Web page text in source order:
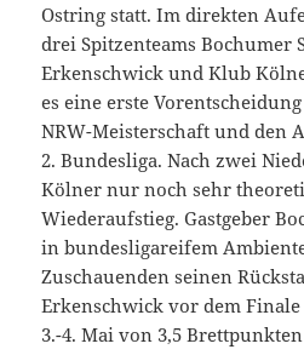
Ostring statt. Im direkten
drei Spitzenteams Bochumer
Erkenschwick und Klub
es eine erste
NRW-Meisterschaft und den
2. Bundesliga. Nach zwei
Kölner nur noch sehr
Wiederaufstieg. Gastgeber
in bundesligareifem
Zuschauenden seinen
Erkenschwick vor dem
3.-4. Mai von 3,5